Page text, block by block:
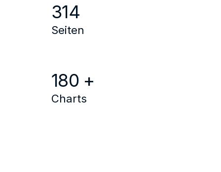
314
Seiten
180 +
Charts